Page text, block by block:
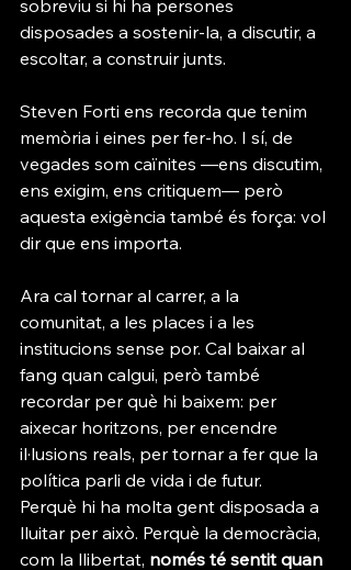
sobreviu si hi ha persones
disposades a sostenir-la, a discutir, a
escoltar, a construir junts.
Steven Forti ens recorda que tenim
memòria i eines per fer-ho. I sí, de
vegades som caïnites —ens discutim,
ens exigim, ens critiquem— però
aquesta exigència també és força: vol
dir que ens importa.
Ara cal tornar al carrer, a la
comunitat, a les places i a les
institucions sense por. Cal baixar al
fang quan calgui, però també
recordar per què hi baixem: per
aixecar horitzons, per encendre
il·lusions reals, per tornar a fer que la
política parli de vida i de futur.
Perquè hi ha molta gent disposada a
lluitar per això. Perquè la democràcia,
com la llibertat, només té sentit quan